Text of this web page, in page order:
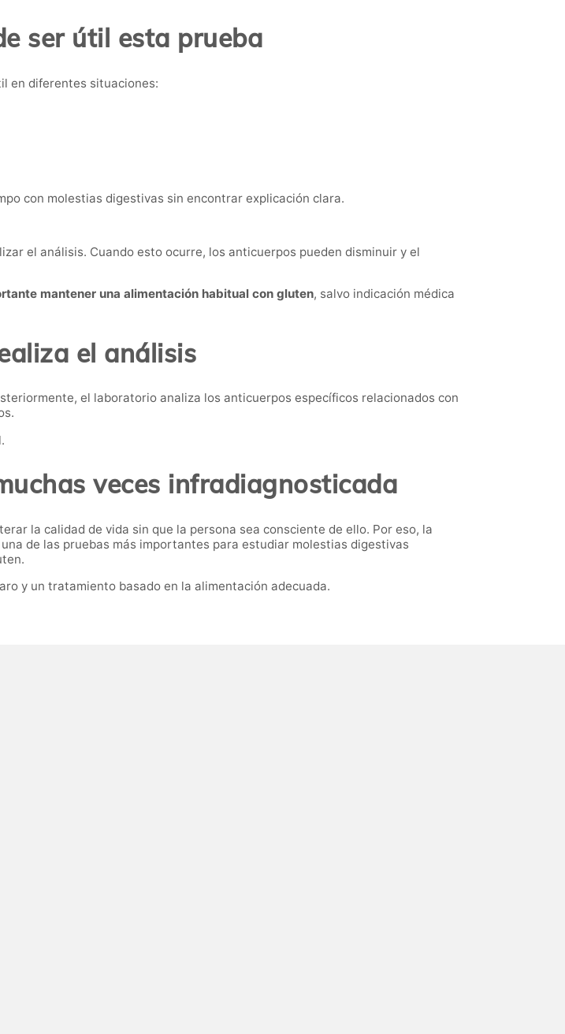
ser útil esta prueba
en diferentes situaciones:
con molestias digestivas sin encontrar explicación clara.
el análisis. Cuando esto ocurre, los anticuerpos pueden disminuir y el
mantener una alimentación habitual con gluten, salvo indicación médica
el análisis
el laboratorio analiza los anticuerpos específicos relacionados con
veces infradiagnosticada
la calidad de vida sin que la persona sea consciente de ello. Por eso, la
de las pruebas más importantes para estudiar molestias digestivas
y un tratamiento basado en la alimentación adecuada.